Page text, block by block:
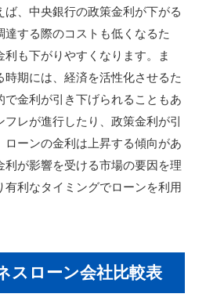
ば、中央銀行の政策金利が下がる
達する際のコストも低くなるた
も下がりやすくなります。ま
期には、経済を活性化させるた
金利が引き下げられることもあ
レが進行したり、政策金利が引
ローンの金利は上昇する傾向があ
利が影響を受ける市場の要因を理
利なタイミングでローンを利用
スローン会社比較表